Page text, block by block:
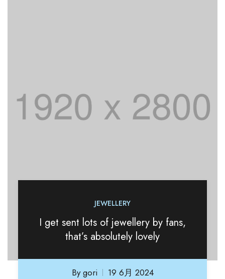
JEWELLERY
I get sent lots of jewellery by fans,
that’s absolutely lovely
Bygori 19 6月 2024